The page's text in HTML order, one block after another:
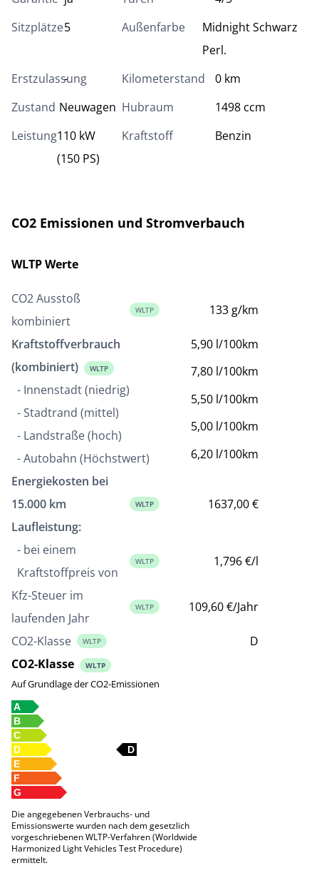
Sitzplätze5 Außenfarbe
Midnight Schwarz
Perl.
Erstzulassung
- Kilometerstand
0 km
Zustand Neuwagen Hubraum
1498 ccm
Leistung110 kW
(150 PS)
Kraftstoff Benzin
CO2 Emissionen und Stromverbauch
WLTP Werte
CO2 Ausstoß
kombiniert
WLTP 133 g/km
Kraftstoffverbrauch
(kombiniert)
WLTP
- Innenstadt (niedrig)
- Stadtrand (mittel)
- Landstraße (hoch)
- Autobahn (Höchstwert)
5,90 l/100km
7,80 l/100km
5,50 l/100km
5,00 l/100km
6,20 l/100km
Energiekosten bei
15.000 km
Laufleistung:
WLTP 1637,00 €
- bei einem
Kraftstoffpreis von
WLTP 1,796 €/l
Kfz-Steuer im
laufenden Jahr
WLTP 109,60 €/Jahr
CO2-Klasse WLTP
D
CO2-Klasse
WLTP
Auf Grundlage der CO2-Emissionen
A
B
C
D
E
F
G
D
Die angegebenen Verbrauchs- und
Emissionswerte wurden nach dem gesetzlich
vorgeschriebenen WLTP-Verfahren (Worldwide
Harmonized Light Vehicles Test Procedure)
ermittelt.